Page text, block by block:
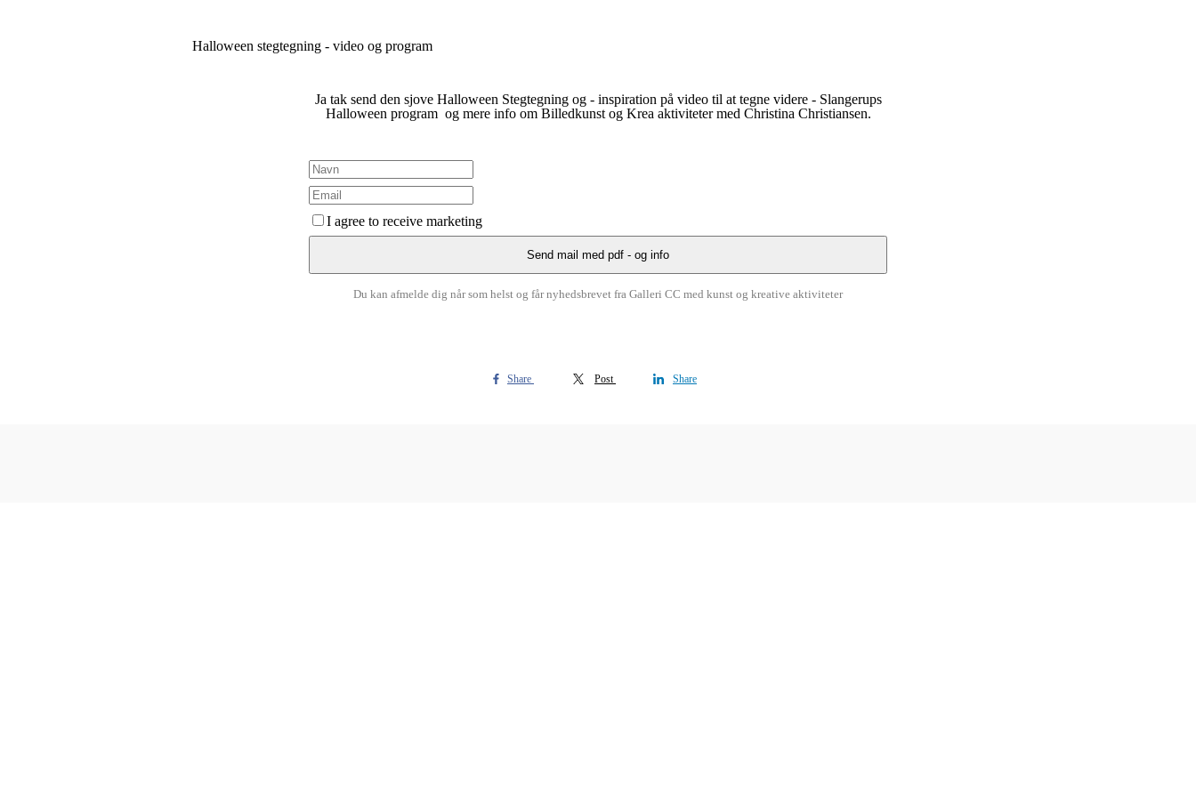
Halloween stegtegning - video og program
Ja tak send den sjove Halloween Stegtegning og - inspiration på video til at tegne videre - Slangerups
Halloween program og mere info om Billedkunst og Krea aktiviteter med Christina Christiansen.
I agree to receive marketing
Du kan afmelde dig når som helst og får nyhedsbrevet fra Galleri CC med kunst og kreative aktiviteter
Share Post Share